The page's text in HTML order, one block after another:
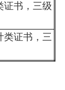
证书，三级
类证书，三